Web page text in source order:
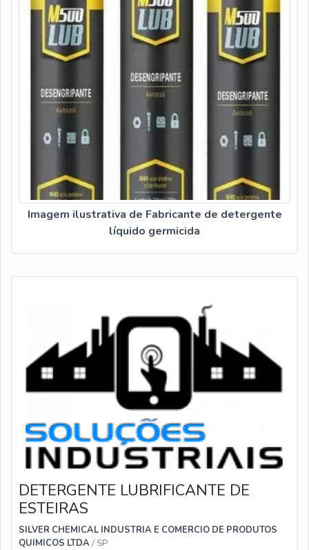
Imagem ilustrativa de Fabricante de detergente
líquido germicida
DETERGENTE LUBRIFICANTE DE
ESTEIRAS
SILVER CHEMICAL INDUSTRIA E COMERCIO DE PRODUTOS
QUIMICOS LTDA / SP